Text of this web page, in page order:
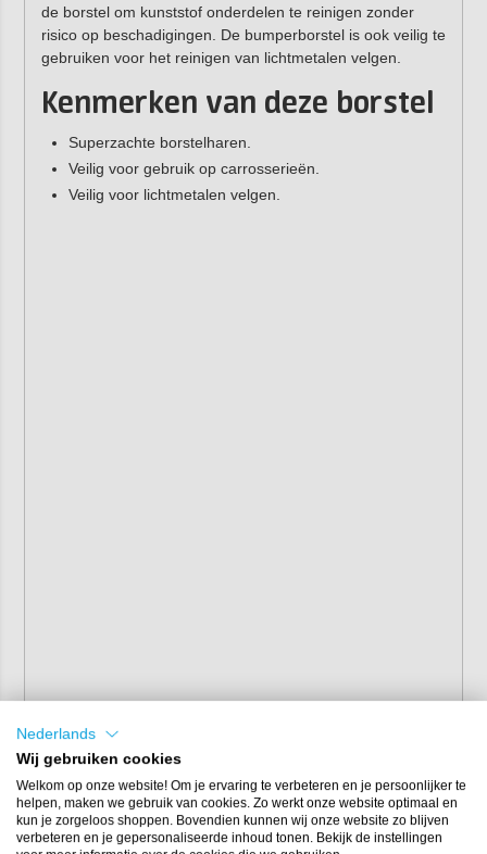
de borstel om kunststof onderdelen te reinigen zonder
risico op beschadigingen. De bumperborstel is ook veilig te
gebruiken voor het reinigen van lichtmetalen velgen.
Kenmerken van deze borstel
Superzachte borstelharen.
Veilig voor gebruik op carrosserieën.
Veilig voor lichtmetalen velgen.
Nederlands
Wij gebruiken cookies
Welkom op onze website! Om je ervaring te verbeteren en je persoonlijker te
helpen, maken we gebruik van cookies. Zo werkt onze website optimaal en
kun je zorgeloos shoppen. Bovendien kunnen wij onze website zo blijven
verbeteren en je gepersonaliseerde inhoud tonen. Bekijk de instellingen